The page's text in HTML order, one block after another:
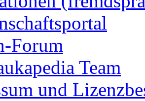
Forum
Team
und